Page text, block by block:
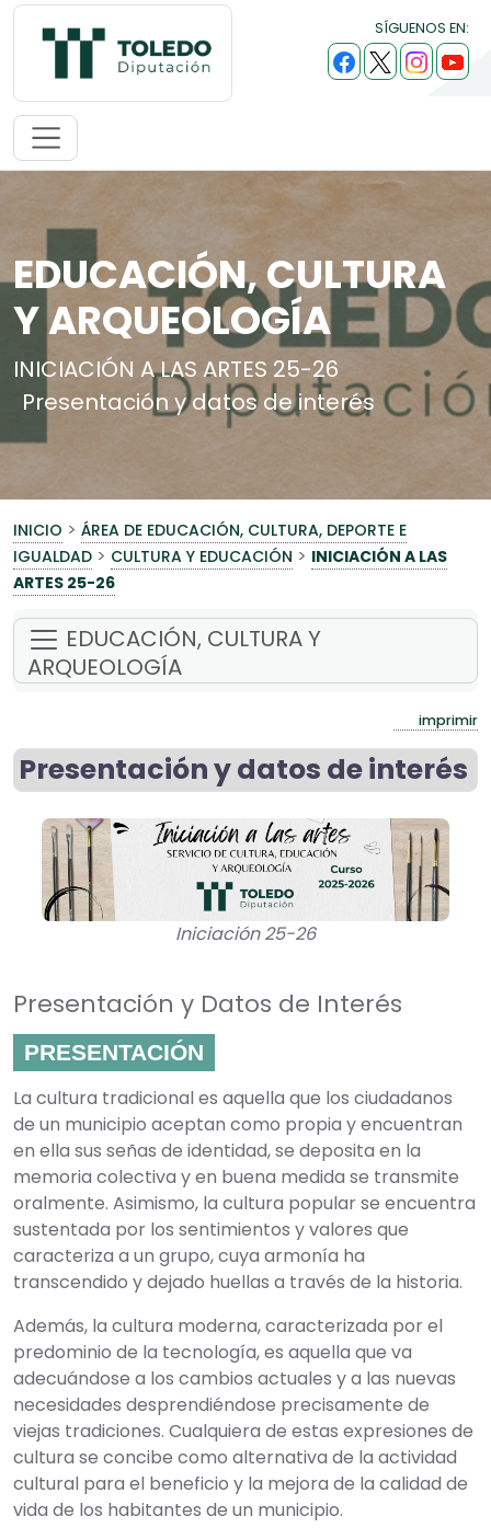
SÍGUENOS EN:
EDUCACIÓN, CULTURA
Y ARQUEOLOGÍA
INICIACIÓN A LAS ARTES 25-26
Presentación y datos de interés
INICIO > ÁREA DE EDUCACIÓN, CULTURA, DEPORTE E
IGUALDAD > CULTURA Y EDUCACIÓN > INICIACIÓN A LAS
ARTES 25-26
EDUCACIÓN, CULTURA Y
ARQUEOLOGÍA
imprimir
Presentación y datos de interés
Iniciación 25-26
Presentación y Datos de Interés
PRESENTACIÓN
La cultura tradicional es aquella que los ciudadanos
de un municipio aceptan como propia y encuentran
en ella sus señas de identidad, se deposita en la
memoria colectiva y en buena medida se transmite
oralmente. Asimismo, la cultura popular se encuentra
sustentada por los sentimientos y valores que
caracteriza a un grupo, cuya armonía ha
transcendido y dejado huellas a través de la historia.
Además, la cultura moderna, caracterizada por el
predominio de la tecnología, es aquella que va
adecuándose a los cambios actuales y a las nuevas
necesidades desprendiéndose precisamente de
viejas tradiciones. Cualquiera de estas expresiones de
cultura se concibe como alternativa de la actividad
cultural para el beneficio y la mejora de la calidad de
vida de los habitantes de un municipio.